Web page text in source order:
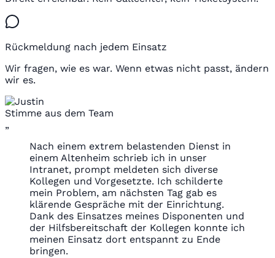
Rückmeldung nach jedem Einsatz
Wir fragen, wie es war. Wenn etwas nicht passt, ändern
wir es.
Stimme aus dem Team
„
Nach einem extrem belastenden Dienst in
einem Altenheim schrieb ich in unser
Intranet, prompt meldeten sich diverse
Kollegen und Vorgesetzte. Ich schilderte
mein Problem, am nächsten Tag gab es
klärende Gespräche mit der Einrichtung.
Dank des Einsatzes meines Disponenten und
der Hilfsbereitschaft der Kollegen konnte ich
meinen Einsatz dort entspannt zu Ende
bringen.